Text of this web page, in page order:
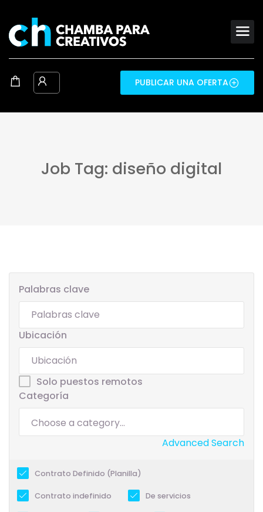
PUBLICAR UNA OFERTA
Job Tag: diseño digital
Palabras clave
Ubicación
Solo puestos remotos
Categoría
Advanced Search
Contrato Definido (Planilla)
Contrato indefinido De servicios